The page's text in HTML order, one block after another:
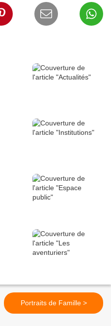
Portraits de Famille >